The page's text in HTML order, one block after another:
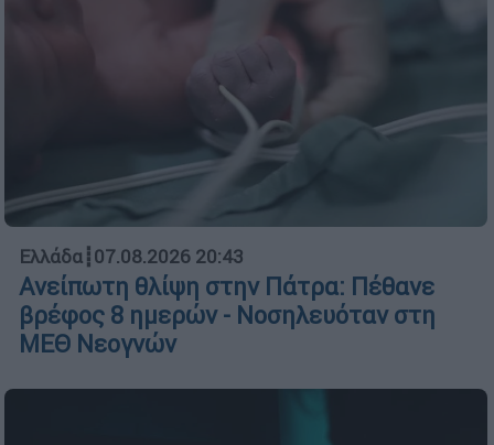
Ελλάδα┋07.08.2026 20:43
Ανείπωτη θλίψη στην Πάτρα: Πέθανε
βρέφος 8 ημερών - Νοσηλευόταν στη
ΜΕΘ Νεογνών